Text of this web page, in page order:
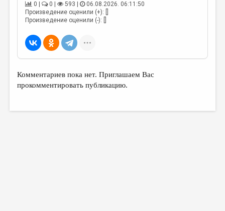
0 |
0 | 593 |
06.08.2026. 06:11:50
Произведение оценили (+): []
Произведение оценили (-): []
Комментариев пока нет. Приглашаем Вас
прокомментировать публикацию.